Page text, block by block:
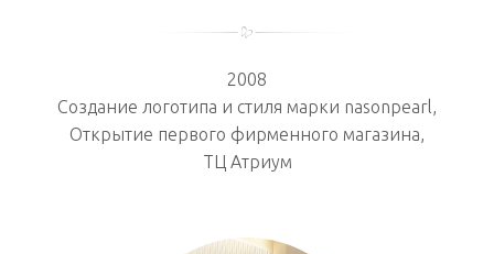
2008
Создание логотипа и стиля марки nasonpearl,
Открытие первого фирменного магазина,
ТЦ Атриум